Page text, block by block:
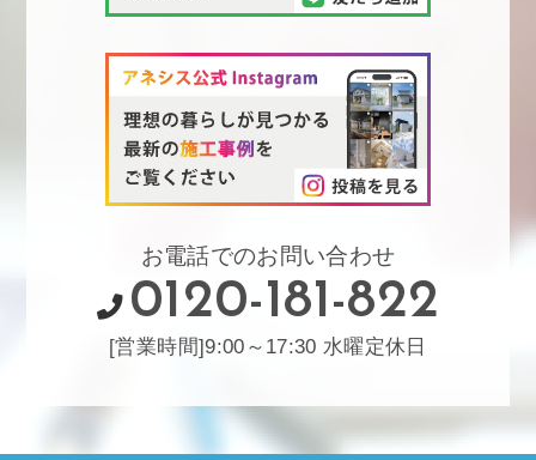
お電話でのお問い合わせ
0120-181-822
[営業時間]9:00～17:30 水曜定休日